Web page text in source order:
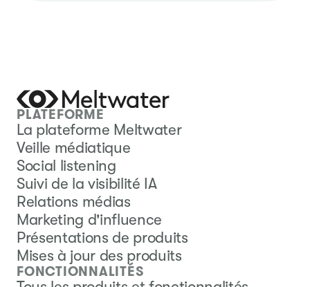
PLATEFORME
La plateforme Meltwater
Veille médiatique
Social listening
Suivi de la visibilité IA
Relations médias
Marketing d'influence
Présentations de produits
Mises à jour des produits
FONCTIONNALITÉS